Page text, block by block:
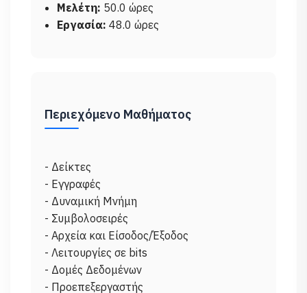
Μελέτη: 50.0 ώρες
Εργασία: 48.0 ώρες
Περιεχόμενο Μαθήματος
- Δείκτες
- Εγγραφές
- Δυναμική Μνήμη
- Συμβολοσειρές
- Αρχεία και Είσοδος/Έξοδος
- Λειτουργίες σε bits
- Δομές Δεδομένων
- Προεπεξεργαστής